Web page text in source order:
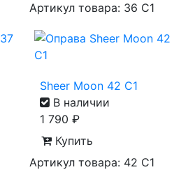
Артикул товара: 36 С1
Sheer Moon 42 C1
В наличии
1 790 ₽
Купить
Артикул товара: 42 С1